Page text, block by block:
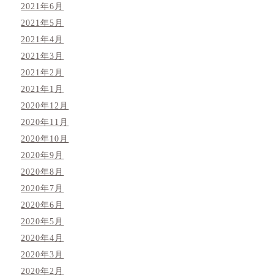
2021年6月
2021年5月
2021年4月
2021年3月
2021年2月
2021年1月
2020年12月
2020年11月
2020年10月
2020年9月
2020年8月
2020年7月
2020年6月
2020年5月
2020年4月
2020年3月
2020年2月